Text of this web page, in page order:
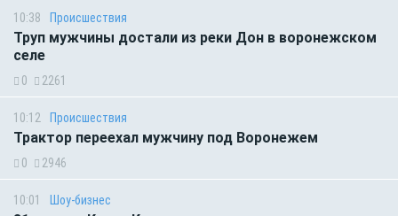
10:38 Происшествия
Труп мужчины достали из реки Дон в воронежском
селе
0 2261
10:12 Происшествия
Трактор переехал мужчину под Воронежем
0 2946
10:01 Шоу-бизнес